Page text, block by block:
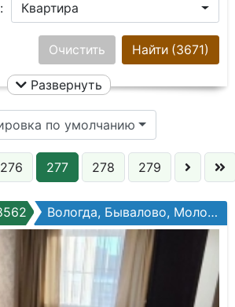
Квартира
Ничего не выбраноНайти (3671)
Очистить
Развернуть
по умолчанию
276 277 278 279
Вологда, Бывалово, Молодежная ул, №20б